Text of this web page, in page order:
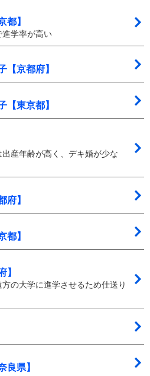
都】
進学率が高い
【京都府】
【東京都】
産年齢が高く、デキ婚が少な
府】
都】
】
の大学に進学させるため仕送り
良県】